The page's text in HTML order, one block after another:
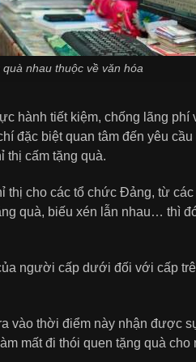
nhau thuộc về văn hóa
hành tiết kiệm, chống lãng phí
đặc biệt quan tâm đến yêu cầu
thị cấm tặng quà.
thị cho các tổ chức Đảng, từ
quà, biếu xén lẫn nhau… thì
người cấp dưới đối với cấp
vào thời điểm này nhận được
mất đi thói quen tặng quà cho